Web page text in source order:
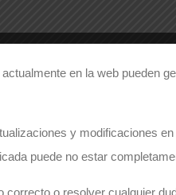
en la web pueden
y modificaciones
puede no estar
correcto o resolver cualquier